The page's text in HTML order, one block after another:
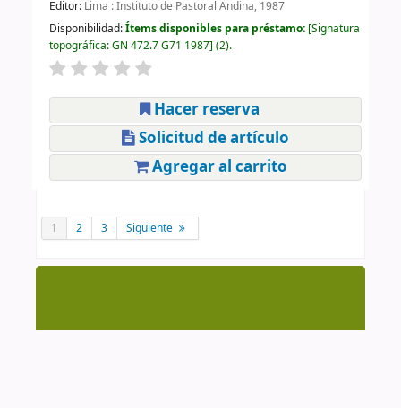
Editor: Lima : Instituto de Pastoral Andina, 1987
Disponibilidad:Ítems disponibles para préstamo: Signatura
topográfica:GN 472.7 G71 1987 (2).
Hacer reserva
Solicitud de artículo
Agregar al carrito
1 2 3 Siguiente